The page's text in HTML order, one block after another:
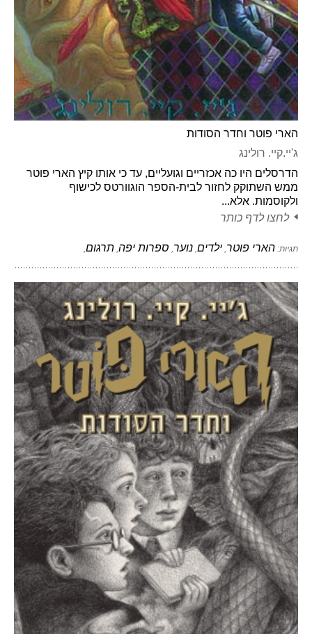
הארי פוטר וחדר הסודות
ג'יי.קיי. רולינג
הדרסלים היו כה אכזריים וגועליים, עד כי אותו קיץ הארי פוטר
ממש השתוקק לחזור לבית-הספר הוגוורטס לכישוף
ולקוסמות. אלא...
לחצו לדף כותר
תגיות: הארי פוטר ילדים נוער ספרות יפה תרגום